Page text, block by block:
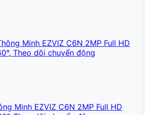
Minh EZVIZ C6N 2MP Full HD